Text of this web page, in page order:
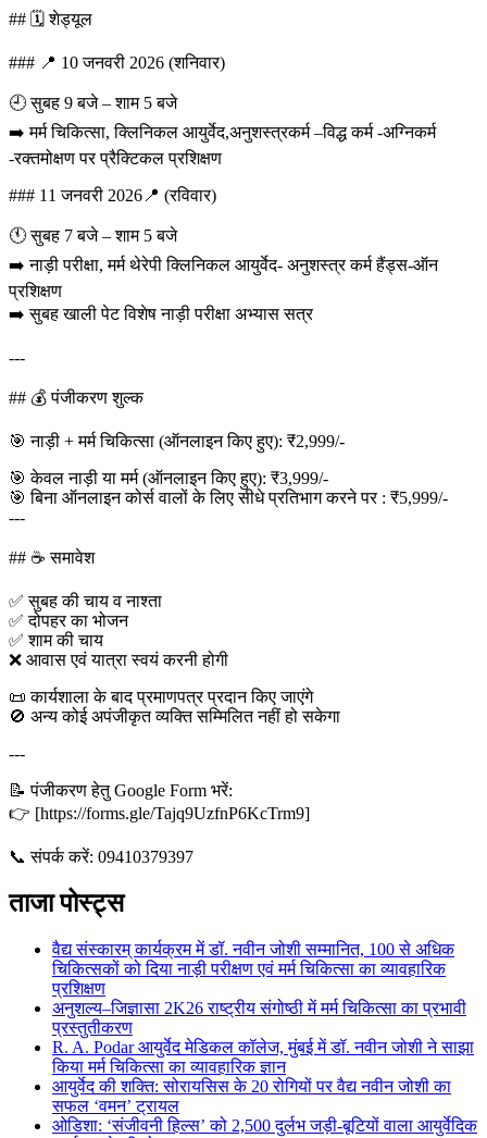
## 🗓️ शेड्यूल
### 📍 10 जनवरी 2026 (शनिवार)
🕘 सुबह 9 बजे – शाम 5 बजे
➡️ मर्म चिकित्सा, क्लिनिकल आयुर्वेद,अनुशस्त्रकर्म –विद्ध कर्म -अग्निकर्म
-रक्तमोक्षण पर प्रैक्टिकल प्रशिक्षण
### 11 जनवरी 2026📍 (रविवार)
🕚 सुबह 7 बजे – शाम 5 बजे
➡️ नाड़ी परीक्षा, मर्म थेरेपी क्लिनिकल आयुर्वेद- अनुशस्त्र कर्म हैंड्स-ऑन
प्रशिक्षण
➡️ सुबह खाली पेट विशेष नाड़ी परीक्षा अभ्यास सत्र
---
## 💰 पंजीकरण शुल्क
🎯 नाड़ी + मर्म चिकित्सा (ऑनलाइन किए हुए): ₹2,999/-
🎯 केवल नाड़ी या मर्म (ऑनलाइन किए हुए): ₹3,999/-
🎯 बिना ऑनलाइन कोर्स वालों के लिए सीधे प्रतिभाग करने पर : ₹5,999/-
---
## ☕ समावेश
✅ सुबह की चाय व नाश्ता
✅ दोपहर का भोजन
✅ शाम की चाय
❌ आवास एवं यात्रा स्वयं करनी होगी
📜 कार्यशाला के बाद प्रमाणपत्र प्रदान किए जाएंगे
🚫 अन्य कोई अपंजीकृत व्यक्ति सम्मिलित नहीं हो सकेगा
---
📝 पंजीकरण हेतु Google Form भरें:
👉 [https://forms.gle/Tajq9UzfnP6KcTrm9]
📞 संपर्क करें: 09410379397
ताजा पोस्ट्स
वैद्य संस्कारम् कार्यक्रम में डॉ. नवीन जोशी सम्मानित, 100 से अधिक
चिकित्सकों को दिया नाड़ी परीक्षण एवं मर्म चिकित्सा का व्यावहारिक
प्रशिक्षण
अनुशल्य–जिज्ञासा 2K26 राष्ट्रीय संगोष्ठी में मर्म चिकित्सा का प्रभावी
प्रस्तुतीकरण
R. A. Podar आयुर्वेद मेडिकल कॉलेज, मुंबई में डॉ. नवीन जोशी ने साझा
किया मर्म चिकित्सा का व्यावहारिक ज्ञान
आयुर्वेद की शक्ति: सोरायसिस के 20 रोगियों पर वैद्य नवीन जोशी का
सफल ‘वमन’ ट्रायल
ओडिशा: ‘संजीवनी हिल्स’ को 2,500 दुर्लभ जड़ी-बूटियों वाला आयुर्वेदिक